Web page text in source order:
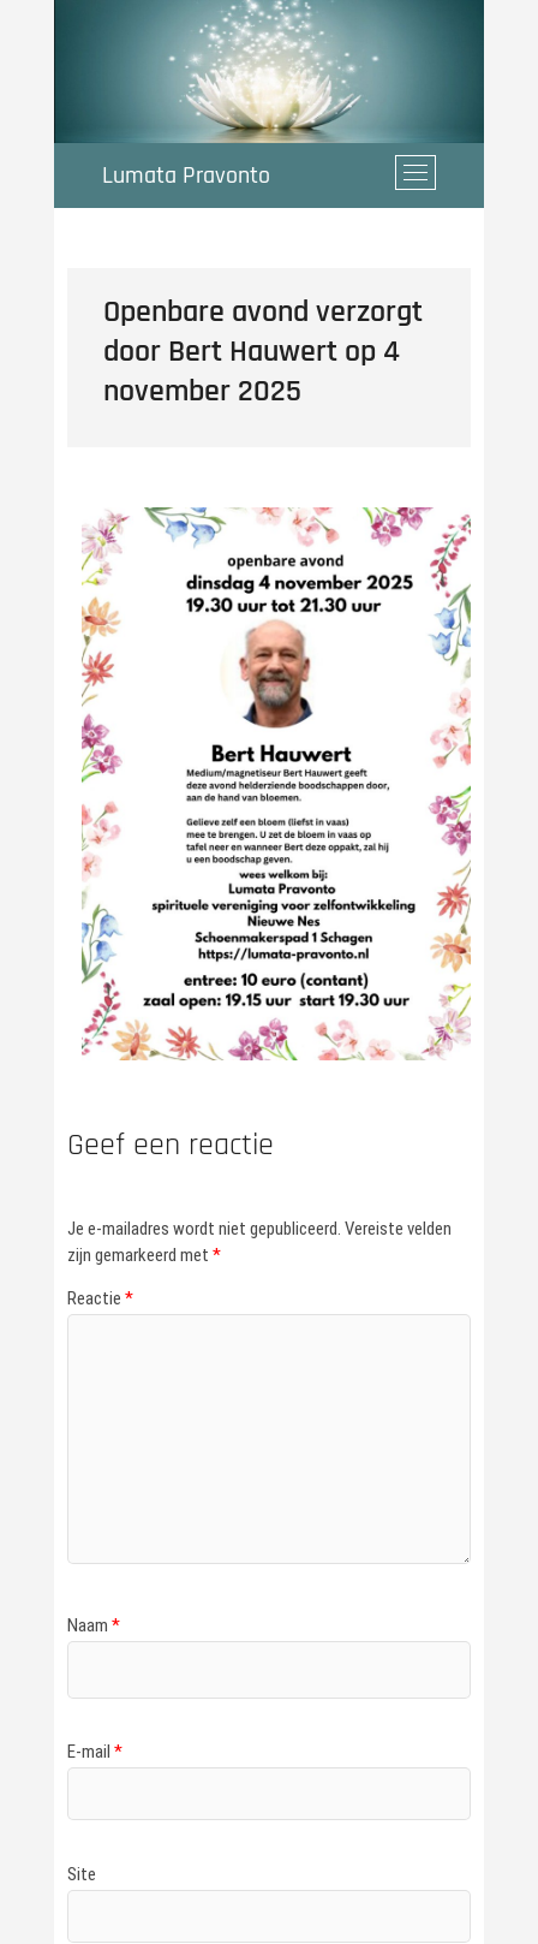
Lumata Pravonto
M
n
o
Openbare avond verzorgt
door Bert Hauwert op 4
november 2025
Geef een reactie
Je e-mailadres wordt niet gepubliceerd. Vereiste velden
zijn gemarkeerd met *
Reactie *
Naam *
E-mail *
Site